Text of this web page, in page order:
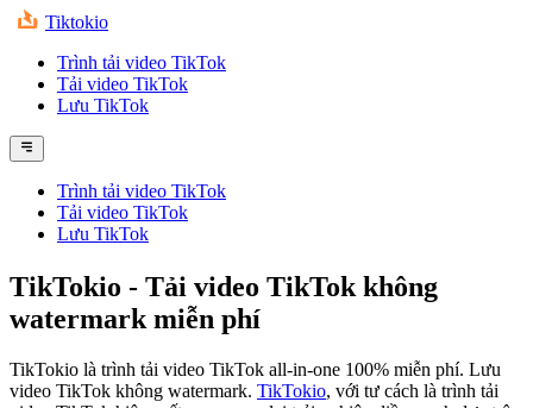
Tiktokio
Trình tải video TikTok
Tải video TikTok
Lưu TikTok
Trình tải video TikTok
Tải video TikTok
Lưu TikTok
TikTokio - Tải video TikTok không
watermark miễn phí
TikTokio là trình tải video TikTok all-in-one 100% miễn phí. Lưu
video TikTok không watermark. TikTokio, với tư cách là trình tải